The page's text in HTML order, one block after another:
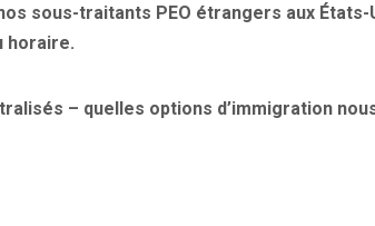
sous-traitants PEO étrangers aux
horaire.
– quelles options d’immigration